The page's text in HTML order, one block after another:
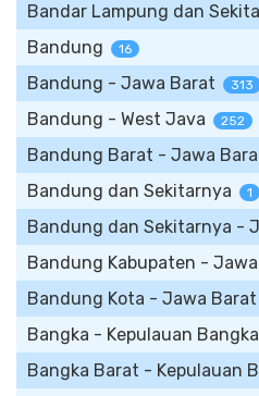
Bandar Lampung dan
Bandung 16
Bandung - Jawa Barat 313
Bandung - West Java 252
Bandung Barat - Jawa
Bandung dan Sekitarnya 1
Bandung dan Sekitarnya -
Bandung Kabupaten -
Bandung Kota - Jawa Barat
Bangka - Kepulauan
Bangka Barat - Kepulauan